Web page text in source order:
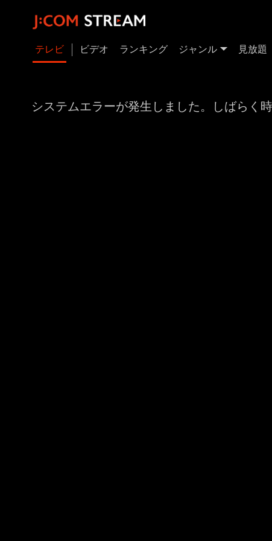
テレビ ビデオ ランキング ジャンル 見放題
システムエラーが発生しました。しばらく